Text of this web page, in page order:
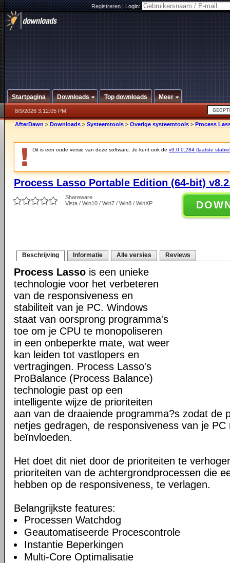
Registreren|Login:
Startpagina Downloads Top downloads Meer
8/9/2026 3:12:05 PM
AfterDawn > Downloads > Systeemtools > Overige systeemtools > Process
Dit is een oude versie van deze software. Je kunt ook de v9.0.0.284 (laatste
Process Lasso Portable Edition (64-bit)
Shareware
Vista / Win10 / Win7 / Win8 / WinXP
Beschrijving Informatie Alle versies Reviews
Process Lasso is een unieke
technologie voor het verbeteren
van de responsiveness en
stabiliteit van je PC. Windows
staat van oorsprong programma's
toe om je CPU te monopoliseren
in een onbeperkte mate, wat weer
kan leiden tot vastlopers en
vertragingen. Process Lasso's
ProBalance (Process Balance)
technologie past op een
intelligente wijze de prioriteiten
aan van de draaiende programma?s zodat de
netjes gedragen, de responsiveness van je PC
beïnvloeden.
Het doet dit niet door de prioriteiten te
prioriteiten van de achtergrondprocessen die
hebben op de responsiveness, te verlagen.
Belangrijkste features:
Processen Watchdog
Geautomatiseerde Procescontrole
Instantie Beperkingen
Multi-Core Optimalisatie